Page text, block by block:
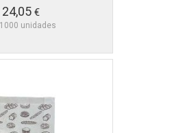
24,05 €
unidades